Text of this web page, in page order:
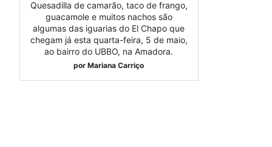
Quesadilla de camarão, taco de frango,
guacamole e muitos nachos são
algumas das iguarias do El Chapo que
chegam já esta quarta-feira, 5 de maio,
ao bairro do UBBO, na Amadora.
por Mariana Carriço